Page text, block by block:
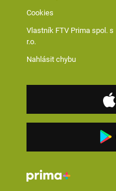
Cookies
Vlastník FTV Prima spol. s
r.o.
Nahlásit chybu